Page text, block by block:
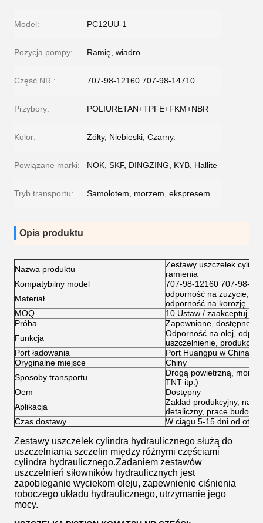
Model: PC12UU-1
Pozycja pompy: Ramię, wiadro
Część NR.: 707-98-12160 707-98-14710
Przybory: POLIURETAN+TPFE+FKM+NBR
Kolor: Żółty, Niebieski, Czarny.
Powiązane marki: NOK, SKF, DINGZING, KYB, Hallite
Tryb transportu: Samolotem, morzem, ekspresem
Opis produktu
Nazwa produktu
Zestawy uszczelek
ramienia
Kompatybilny model
707-98-12160 707-98-
Materiał
odporność na zużycie,
odporność na korozję
MOQ
10 Ustaw / zaakceptuj
Próba
Zapewnione, dostępne
Funkcja
Odporność na olej,
uszczelnienie, produkcja
Port ładowania
Port Huangpu w Chinach
Oryginalne miejsce
Chiny
Sposoby transportu
Drogą powietrzną,
TNT itp.)
Oem
Dostępny
Aplikacja
Zakład produkcyjny,
detaliczny, prace
Czas dostawy
W ciągu 5-15 dni od
Zestawy uszczelek cylindra hydraulicznego służą do
uszczelniania szczelin między różnymi częściami
cylindra hydraulicznego.Zadaniem zestawów
uszczelnień siłowników hydraulicznych jest
zapobieganie wyciekom oleju, zapewnienie ciśnienia
roboczego układu hydraulicznego, utrzymanie jego
mocy.